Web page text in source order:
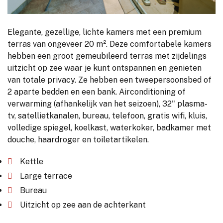
Elegante, gezellige, lichte kamers met een premium
terras van ongeveer 20 m². Deze comfortabele kamers
hebben een groot gemeubileerd terras met zijdelings
uitzicht op zee waar je kunt ontspannen en genieten
van totale privacy. Ze hebben een tweepersoonsbed of
2 aparte bedden en een bank. Airconditioning of
verwarming (afhankelijk van het seizoen), 32" plasma-
tv, satellietkanalen, bureau, telefoon, gratis wifi, kluis,
volledige spiegel, koelkast, waterkoker, badkamer met
douche, haardroger en toiletartikelen.
Kettle
Large terrace
Bureau
Uitzicht op zee aan de achterkant